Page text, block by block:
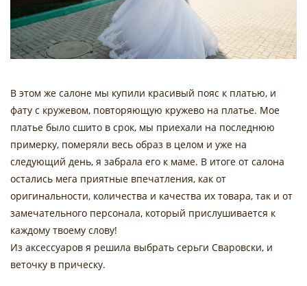
В этом же салоне мы купили красивый пояс к платью, и
фату с кружевом, повторяющую кружево на платье. Мое
платье было сшито в срок, мы приехали на последнюю
примерку, померяли весь образ в целом и уже на
следующий день, я забрала его к маме. В итоге от салона
остались мега приятные впечатления, как от
оригинальности, количества и качества их товара, так и от
замечательного персонала, который прислушивается к
каждому твоему слову!
Из аксессуаров я решила выбрать серьги Сваровски, и
веточку в прическу.